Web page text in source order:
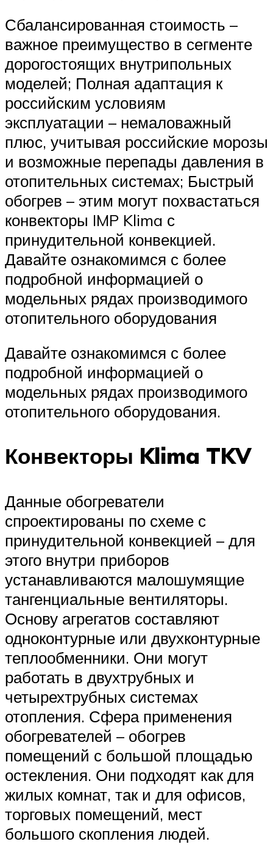
Сбалансированная стоимость –
важное преимущество в сегменте
дорогостоящих внутрипольных
моделей; Полная адаптация к
российским условиям
эксплуатации – немаловажный
плюс, учитывая российские морозы
и возможные перепады давления в
отопительных системах; Быстрый
обогрев – этим могут похвастаться
конвекторы IMP Klima с
принудительной конвекцией.
Давайте ознакомимся с более
подробной информацией о
модельных рядах производимого
отопительного оборудования
Давайте ознакомимся с более
подробной информацией о
модельных рядах производимого
отопительного оборудования.
Конвекторы Klima TKV
Данные обогреватели
спроектированы по схеме с
принудительной конвекцией – для
этого внутри приборов
устанавливаются малошумящие
тангенциальные вентиляторы.
Основу агрегатов составляют
одноконтурные или двухконтурные
теплообменники. Они могут
работать в двухтрубных и
четырехтрубных системах
отопления. Сфера применения
обогревателей – обогрев
помещений с большой площадью
остекления. Они подходят как для
жилых комнат, так и для офисов,
торговых помещений, мест
большого скопления людей.